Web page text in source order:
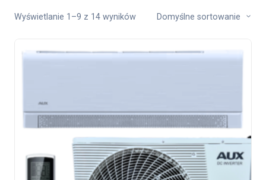
Wyświetlanie 1–9 z 14 wyników Domyślne sortowanie